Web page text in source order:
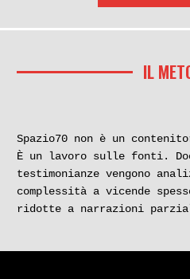
IL
Spazio70 non è un
È un lavoro sulle fonti.
testimonianze vengono
complessità a vicende
ridotte a narrazioni